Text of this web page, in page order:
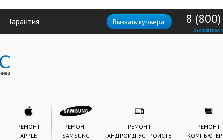
Гарантия 8
Бесплатная
Вызвать курьера
РЕМОНТ
APPLE
РЕМОНТ
SAMSUNG
РЕМОНТ
АНДРОИД УСТРОИСТВ
РЕМОНТ